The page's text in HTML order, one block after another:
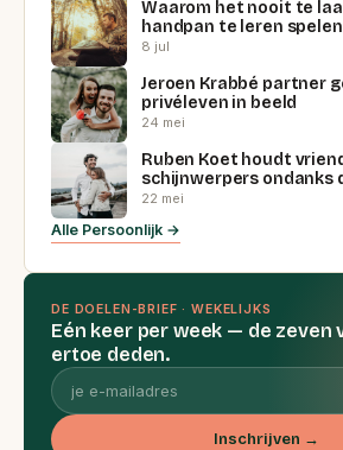
Waarom het nooit te
handpan te leren spelen
8 jul
Jeroen Krabbé partner
privéleven in beeld
24 mei
Ruben Koet houdt
schijnwerpers ondanks
22 mei
Alle Persoonlijk →
DE DOELEN-BRIEF · WEKELIJKS
Eén keer per week — de zeven
ertoe deden.
Inschrijven →